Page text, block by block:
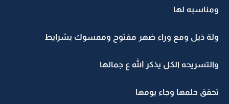
ومناسبه لها
ولة ذيل ومع وراء ضهر مفتوح وممسوك بشرايط
والتسريحه الكل يذكر الله ع جمالها
تحقق حلمها وجاء يومها